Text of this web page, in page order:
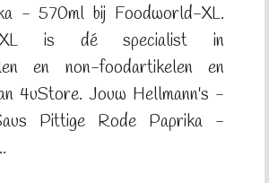
- 570ml bij Foodworld-XL.
XL is dé specialist in
en non-foodartikelen en
4uStore. Jouw Hellmann's -
Pittige Rode Paprika -